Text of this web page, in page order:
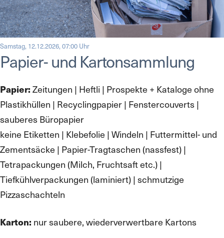
Samstag, 12.12.2026, 07:00 Uhr
Papier- und Kartonsammlung
Papier: Zeitungen | Heftli | Prospekte + Kataloge ohne
Plastikhüllen | Recyclingpapier | Fenstercouverts |
sauberes Büropapier
keine Etiketten | Klebefolie | Windeln | Futtermittel- und
Zementsäcke | Papier-Tragtaschen (nassfest) |
Tetrapackungen (Milch, Fruchtsaft etc.) |
Tiefkühlverpackungen (laminiert) | schmutzige
Pizzaschachteln
Karton: nur saubere, wiederverwertbare Kartons